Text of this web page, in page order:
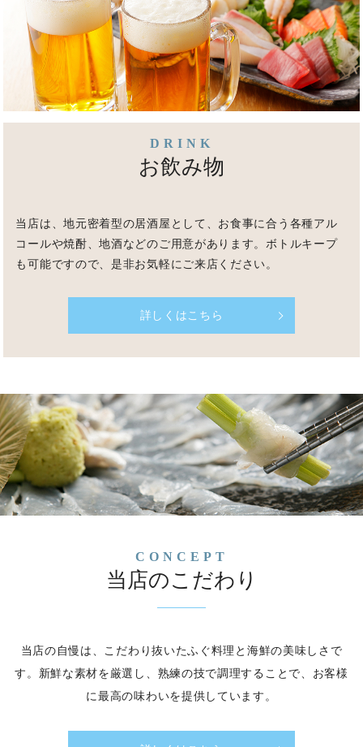
DRINK
お飲み物
当店は、地元密着型の居酒屋として、お食事に合う各種アル
コールや焼酎、地酒などのご用意があります。 ボトルキープ
も可能ですので、是非お気軽にご来店ください。
詳しくはこちら
CONCEPT
当店のこだわり
当店の自慢は、こだわり抜いたふぐ料理と海鮮の美味しさで
す。 新鮮な素材を厳選し、熟練の技で調理することで、 お客様
に最高の味わいを提供しています。